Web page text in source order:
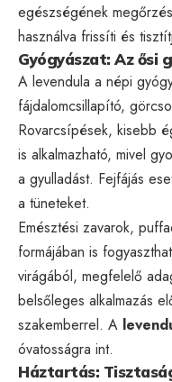
egészségének
használva frissíti és
Gyógyászat: Az ősi
A levendula a népi
fájdalomcsillapító,
Rovarcsípések, kisebb
is alkalmazható, mivel
a gyulladást. Fejfájás
a tüneteket.
Emésztési zavarok,
formájában is
virágából, megfelelő
belsőleges alkalmazás
szakemberrel. A
óvatosságra int.
Háztartás: